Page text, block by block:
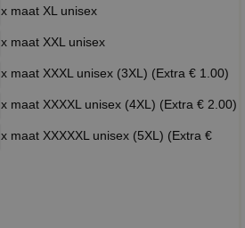
x maat XL unisex
x maat XXL unisex
x maat XXXL unisex (3XL) (Extra € 1.00)
x maat XXXXL unisex (4XL) (Extra € 2.00)
x maat XXXXXL unisex (5XL) (Extra €